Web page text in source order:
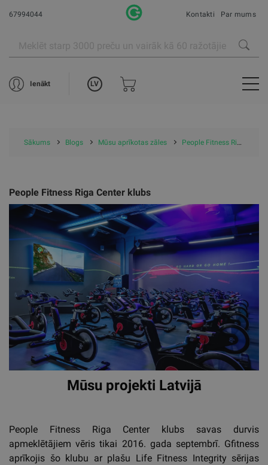
67994044 Kontakti Par mums
Ienākt LV
Sākums Blogs Mūsu aprīkotas zāles People Fitness Riga Center klubs
People Fitness Riga Center klubs
Mūsu projekti Latvijā
People Fitness Riga Center klubs savas durvis
apmeklētājiem vēris tikai 2016. gada septembrī. Gfitness
aprīkojis šo klubu ar plašu Life Fitness Integrity sērijas